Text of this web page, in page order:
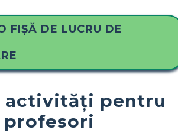
FIȘĂ DE LUCRU DE
activități pentru
profesori